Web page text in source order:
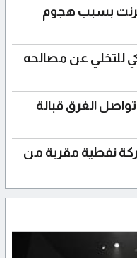
بسبب هجوم
للتخلي عن مصالحه
الغرق قبالة
نفطية مقربة من